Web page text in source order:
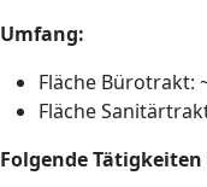
Umfang:
Fläche Bürotrakt:
Fläche
Folgende